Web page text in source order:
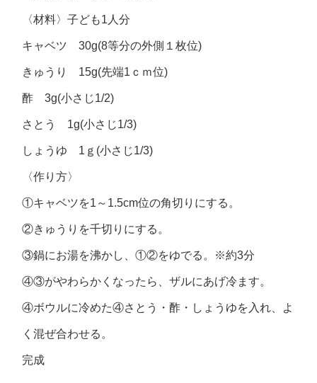
〈材料〉子ども1人分
キャベツ 30g(8等分の外側１枚位)
きゅうり 15g(先端1ｃｍ位)
酢 3g(小さじ1/2)
さとう 1g(小さじ1/3)
しょうゆ 1ｇ(小さじ1/3)
〈作り方〉
①キャベツを1～1.5cm位の角切りにする。
②きゅうりを千切りにする。
③鍋にお湯を沸かし、①②をゆでる。※約3分
④③がやわらかくなったら、ザルにあげ冷ます。
④ボウルに冷めた④さとう・酢・しょうゆを入れ、よ
く混ぜ合わせる。
完成